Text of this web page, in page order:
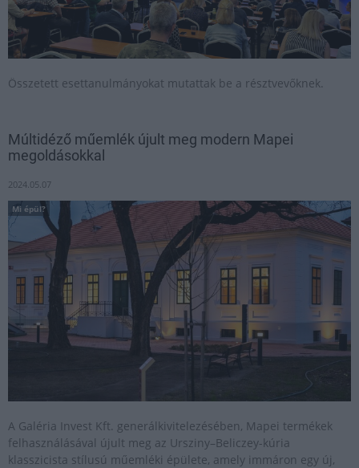
Összetett esettanulmányokat mutattak be a résztvevőknek.
Múltidéző műemlék újult meg modern Mapei
megoldásokkal
2024.05.07
Mi épül?
A Galéria Invest Kft. generálkivitelezésében, Mapei termékek
felhasználásával újult meg az Ursziny–Beliczey-kúria
klasszicista stílusú műemléki épülete, amely immáron egy új,